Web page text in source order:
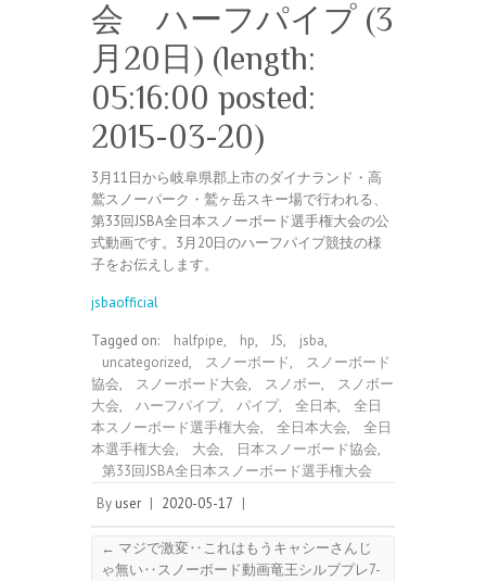
会 ハーフパイプ (3
月20日) (length:
05:16:00 posted:
2015-03-20)
3月11日から岐阜県郡上市のダイナランド・高
鷲スノーパーク・鷲ヶ岳スキー場で行われる、
第33回JSBA全日本スノーボード選手権大会の公
式動画です。3月20日­のハーフパイプ競技の様
子をお伝えします。
jsbaofficial
Tagged on: halfpipe, hp, JS, jsba,
uncategorized, スノーボード,
スノーボード
協会, スノーボード大会, スノボー,
スノボー
大会, ハーフパイプ, パイプ, 全日本,
全日
本スノーボード選手権大会, 全日本大会,
全日
本選手権大会, 大会, 日本スノーボード協会,
第33回JSBA全日本スノーボード選手権大会
By user | 2020-05-17 |
← マジで激変‥これはもうキャシーさんじ
ゃ無い‥スノーボード動画竜王シルブプレ7-